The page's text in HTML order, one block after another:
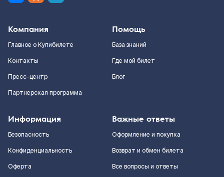
Компания
Главное о Купибилете
Контакты
Пресс-центр
Партнерская программа
Помощь
База знаний
Где мой билет
Блог
Информация
Безопасность
Конфиденциальность
Оферта
Важные ответы
Оформление и покупка
Возврат и обмен билета
Все вопросы и ответы